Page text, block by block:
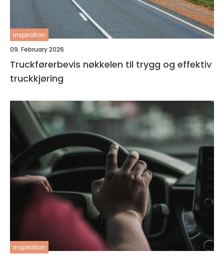
inspiration
09. February 2026
Truckførerbevis nøkkelen til trygg og effektiv
truckkjøring
inspiration